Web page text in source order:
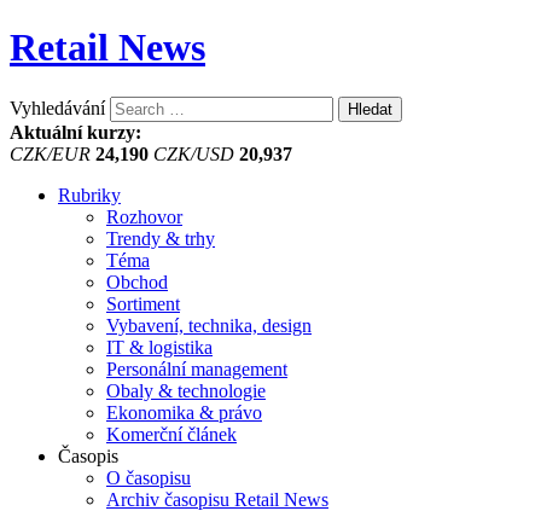
Retail News
Vyhledávání
Aktuální kurzy:
CZK/EUR 24,190 CZK/USD 20,937
Rubriky
Rozhovor
Trendy & trhy
Téma
Obchod
Sortiment
Vybavení, technika, design
IT & logistika
Personální management
Obaly & technologie
Ekonomika & právo
Komerční článek
Časopis
O časopisu
Archiv časopisu Retail News